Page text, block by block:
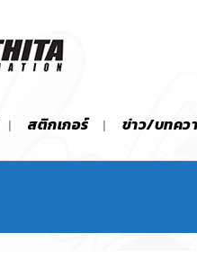
สติกเกอร์ ข่าว/บทคว